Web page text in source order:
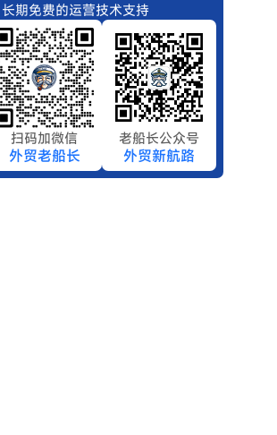
长期免费的运营技术支持
扫码加微信
外贸老船长
老船长公众号
外贸新航路